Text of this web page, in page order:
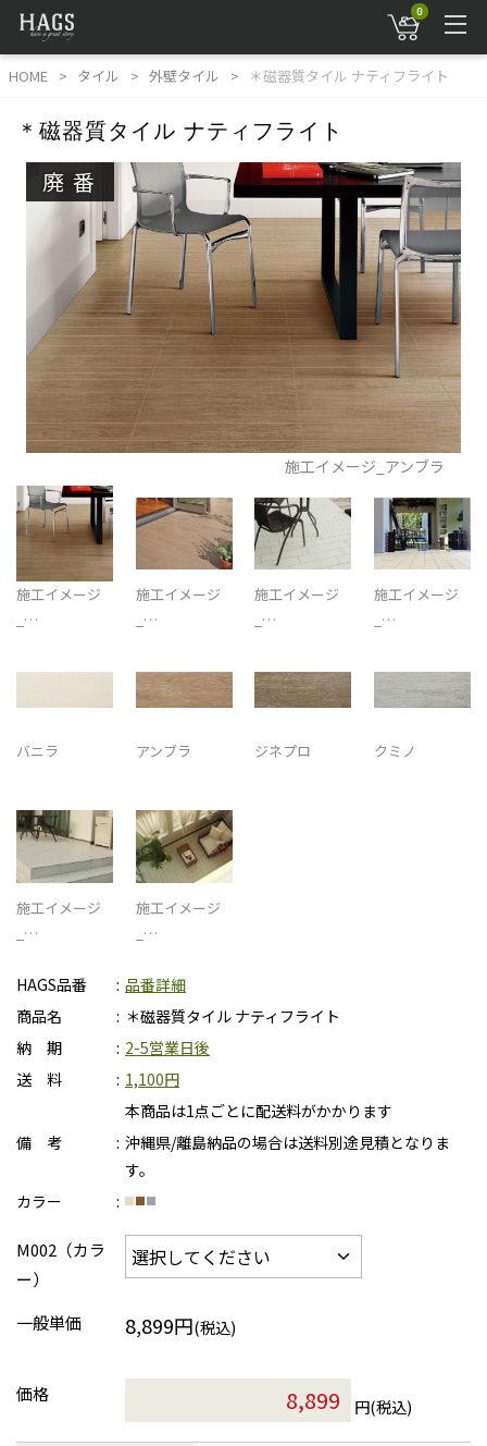
0
HOME タイル 外壁タイル ＊磁器質タイル ナティフライト
＊磁器質タイル ナティフライト
廃番
施工イメージ_アンブラ
施工イメージ
_…
施工イメージ
_…
施工イメージ
_…
施工イメージ
_…
バニラ アンブラ ジネプロ クミノ
施工イメージ
_…
施工イメージ
_…
HAGS品番
品番詳細
商品名
＊磁器質タイル ナティフライト
納 期
2-5営業日後
送 料
1,100円
本商品は1点ごとに配送料がかかります
備 考
沖縄県/離島納品の場合は送料別途見積となりま
す。
カラー
M002（カラ
ー）
一般単価
8,899円(税込)
価格
円(税込)